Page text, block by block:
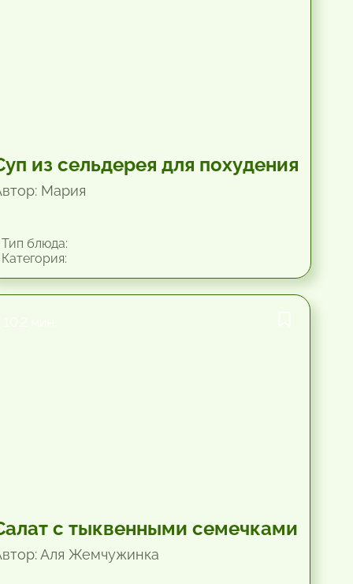
из сельдерея для похудения
Мария
блюда:
с тыквенными семечками
Аля Жемчужинка